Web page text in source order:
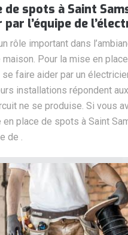
de spots à Saint
l’équipe de
rôle important dans
maison. Pour la mise en
faire aider par un
installations répondent
ne se produise. Si vous
place de spots à Saint
de .